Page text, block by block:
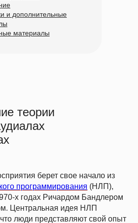
и дополнительные
материалы
теории
берет свое начало из
программирования (НЛП),
х годах Ричардом Бандлером
Центральная идея НЛП
люди представляют свой опыт